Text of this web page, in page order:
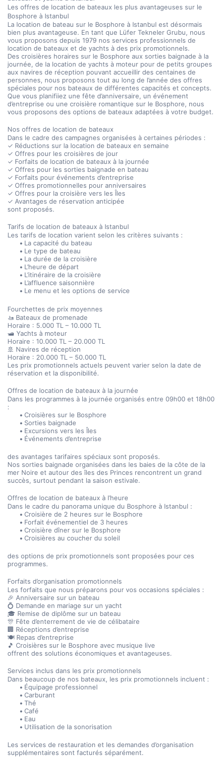
Les offres de location de bateaux les plus avantageuses sur le
Bosphore à Istanbul
La location de bateau sur le Bosphore à Istanbul est désormais
bien plus avantageuse. En tant que Lüfer Tekneler Grubu, nous
vous proposons depuis 1979 nos services professionnels de
location de bateaux et de yachts à des prix promotionnels.
Des croisières horaires sur le Bosphore aux sorties baignade à la
journée, de la location de yachts à moteur pour de petits groupes
aux navires de réception pouvant accueillir des centaines de
personnes, nous proposons tout au long de l’année des offres
spéciales pour nos bateaux de différentes capacités et concepts.
Que vous planifiiez une fête d’anniversaire, un événement
d’entreprise ou une croisière romantique sur le Bosphore, nous
vous proposons des options de bateaux adaptées à votre budget.
Nos offres de location de bateaux
Dans le cadre des campagnes organisées à certaines périodes :
✓ Réductions sur la location de bateaux en semaine
✓ Offres pour les croisières de jour
✓ Forfaits de location de bateaux à la journée
✓ Offres pour les sorties baignade en bateau
✓ Forfaits pour événements d’entreprise
✓ Offres promotionnelles pour anniversaires
✓ Offres pour la croisière vers les Îles
✓ Avantages de réservation anticipée
sont proposés.
Tarifs de location de bateaux à Istanbul
Les tarifs de location varient selon les critères suivants :
La capacité du bateau
Le type de bateau
La durée de la croisière
L’heure de départ
L’itinéraire de la croisière
L’affluence saisonnière
Le menu et les options de service
Fourchettes de prix moyennes
🚤 Bateaux de promenade
Horaire : 5.000 TL – 10.000 TL
🛥️ Yachts à moteur
Horaire : 10.000 TL – 20.000 TL
🚢 Navires de réception
Horaire : 20.000 TL – 50.000 TL
Les prix promotionnels actuels peuvent varier selon la date de
réservation et la disponibilité.
Offres de location de bateaux à la journée
Dans les programmes à la journée organisés entre 09h00 et 18h00
:
Croisières sur le Bosphore
Sorties baignade
Excursions vers les Îles
Événements d’entreprise
des avantages tarifaires spéciaux sont proposés.
Nos sorties baignade organisées dans les baies de la côte de la
mer Noire et autour des îles des Princes rencontrent un grand
succès, surtout pendant la saison estivale.
Offres de location de bateaux à l’heure
Dans le cadre du panorama unique du Bosphore à Istanbul :
Croisière de 2 heures sur le Bosphore
Forfait événementiel de 3 heures
Croisière dîner sur le Bosphore
Croisières au coucher du soleil
des options de prix promotionnels sont proposées pour ces
programmes.
Forfaits d’organisation promotionnels
Les forfaits que nous préparons pour vos occasions spéciales :
🎉 Anniversaire sur un bateau
💍 Demande en mariage sur un yacht
🎓 Remise de diplôme sur un bateau
🎊 Fête d’enterrement de vie de célibataire
🏢 Réceptions d’entreprise
🍽️ Repas d’entreprise
🎵 Croisières sur le Bosphore avec musique live
offrent des solutions économiques et avantageuses.
Services inclus dans les prix promotionnels
Dans beaucoup de nos bateaux, les prix promotionnels incluent :
Équipage professionnel
Carburant
Thé
Café
Eau
Utilisation de la sonorisation
Les services de restauration et les demandes d’organisation
supplémentaires sont facturés séparément.